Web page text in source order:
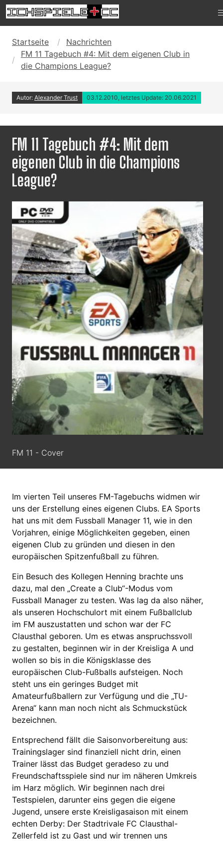
Startseite
Nachrichten
FM 11 Tagebuch #4: Mit dem eigenen Club in
die Champions League?
Autor: Alexander Trust 03.12.2010, letztes Update: 20.06.2021
FM 11 Tagebuch #4: Mit dem
eigenen Club in die Champions
League?
FM 11 - Cover
Im vierten Teil unseres FM-Tagebuchs widmen wir
uns der Erstellung eines eigenen Clubs. EA Sports
hat uns mit dem Fussball Manager 11, wie in den
Vorjahren, einige Möglichkeiten gegeben, einen
eigenen Club zu gründen und diesen in den
europäischen Spitzenfußball zu führen.
Ein Besuch des Kollegen Henning brachte uns
dazu, mal den „Create a Club“-Modus vom
Fussball Manager zu testen. Was lag da also näher,
als unseren Hochschulort mit einem Fußballclub
im FM auszustatten und schon war der FC
Clausthal geboren. Um es etwas anspruchssvoll
zu gestalten, beginnen wir in der Kreisliga A und
wollen so bis in die Königsklasse des
europäischen Club-Fußballs aufsteigen. Noch
steht uns ein geringes Budget mit
Amateurfußballern zur Verfügung und die „TU-
Arena“ kann man noch nicht als Schmuckstück
bezeichnen.
Entsprechend fällt die Saisonvorbereitung aus:
Trainingslager sind finanziell nicht drin, einen
Trainer lässt das Budget geradeso zu und
Freundschaftsspiele sind nur im näheren Umkreis
im Harz möglich. Wir beginnen nach drei
Testspielen, darunter eins gegen die eigene
Jugend, unsere erste Kreisligasaison mit einem
echten Derby: Der Stadtrivale FC Clausthal-
Zellerfeld ist zu Gast und wir trennen uns